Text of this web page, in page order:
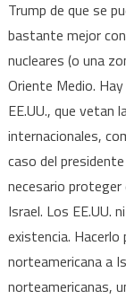
Trump de que se
bastante mejor
nucleares (o una
Oriente Medio.
EE.UU., que vetan
internacionales,
caso del
necesario proteger
Israel. Los EE.UU.
existencia. Hacerlo
norteamericana a
norteamericanas,